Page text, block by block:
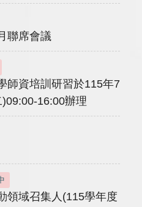
聯席會議
師資培訓研習於115年7
16:00辦理
領域召集人(115學年度